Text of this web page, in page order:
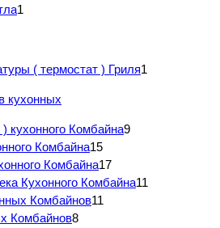
1
( термостат ) Гриля1
кухонных
кухонного Комбайна9
Комбайна15
Комбайна17
Кухонного Комбайна11
Комбайнов11
Комбайнов8